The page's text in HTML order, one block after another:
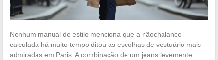
Nenhum manual de estilo menciona que a nãochalance
calculada há muito tempo ditou as escolhas de vestuário mais
admiradas em Paris. A combinação de um jeans levemente